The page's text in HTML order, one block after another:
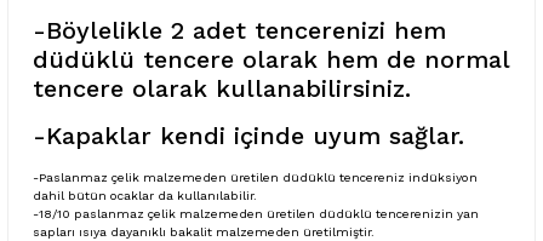
-Böylelikle 2 adet tencerenizi hem
düdüklü tencere olarak hem de normal
tencere olarak kullanabilirsiniz.
-Kapaklar kendi içinde uyum sağlar.
-Paslanmaz çelik malzemeden üretilen düdüklü tencereniz indüksiyon
dahil bütün ocaklar da kullanılabilir.
-18/10 paslanmaz çelik malzemeden üretilen düdüklü tencerenizin yan
sapları ısıya dayanıklı bakalit malzemeden üretilmiştir.